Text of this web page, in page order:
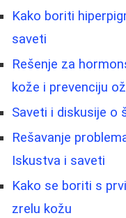
Kako boriti
saveti
Rešenje za
kože i prevenciju
Saveti i diskusije o
Rešavanje
Iskustva i saveti
Kako se boriti s
zrelu kožu